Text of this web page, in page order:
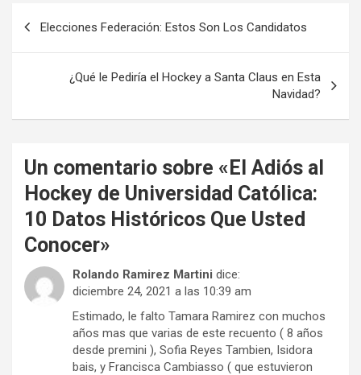
entradas
Elecciones Federación: Estos Son Los Candidatos
¿Qué le Pediría el Hockey a Santa Claus en Esta
Navidad?
Un comentario sobre « El Adiós al
Hockey de Universidad Católica:
10 Datos Históricos Que Usted
Conocer»
Rolando Ramirez Martini dice:
diciembre 24, 2021 a las 10:39 am
Estimado, le falto Tamara Ramirez con muchos
años mas que varias de este recuento ( 8 años
desde premini ), Sofia Reyes Tambien, Isidora
bais, y Francisca Cambiasso ( que estuvieron